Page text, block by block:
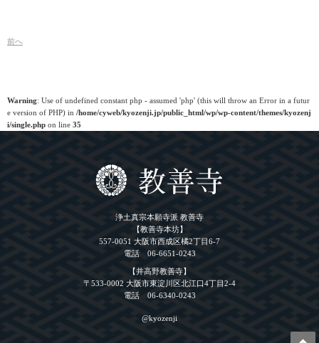
前へ
Warning: Use of undefined constant php - assumed 'php' (this will throw an Error in a futur
e version of PHP) in /home/cyweb/kyozenji.jp/public_html/wp/wp-content/themes/kyozenj
i/single.php on line 35
浄土真宗本願寺派 教善寺
【教善寺本坊】
557-0051 大阪市西成区橘2丁目6-7
電話 06-6651-0243
【井高野教善寺】
〒533-0002 大阪市東淀川区北江口4丁目2-4
電話 06-6340-0243
@kyozenji